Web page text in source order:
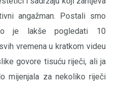
angažman. Postali smo
je lakše pogledati 10
vremena u kratkom videu
govore tisuću riječi, ali ja
mijenjala za nekoliko riječi